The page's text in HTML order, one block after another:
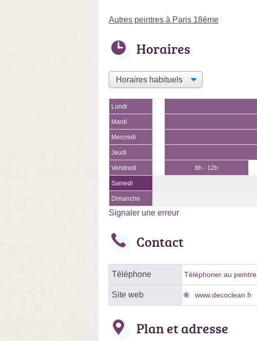
Autres peintres à Paris 18ème
Horaires
Lundi
Mardi
Mercredi
Jeudi
Vendredi 8h - 12h
Samedi
Dimanche
Signaler une erreur
Contact
Téléphone Téléphoner au peintre
Site web www.decoclean.fr
Plan et adresse